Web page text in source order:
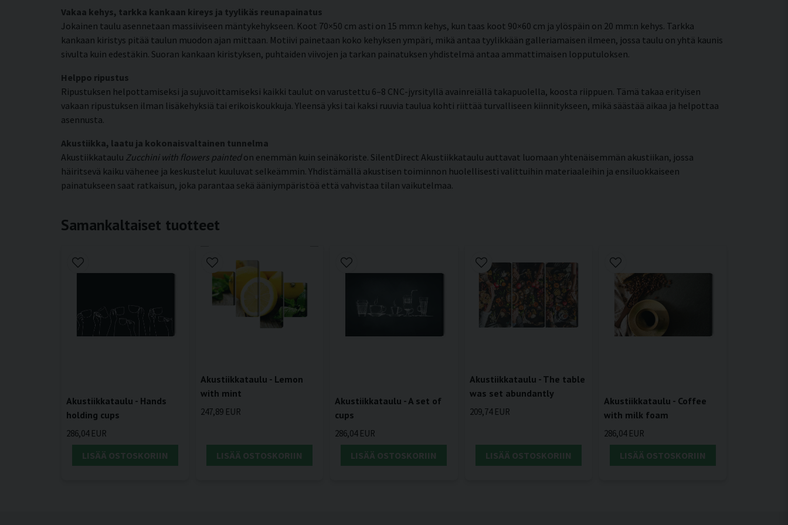
Vakaa kehys, tarkka kankaan kireys ja tyylikäs reunapainatus
Jokainen taulu asennetaan massiiviseen mäntykehykseen. Koot 70×50 cm asti on 15 mm:n kehys, kun taas koot 90×60 cm ja ylöspäin on 20 mm:n kehys. Tarkka
kankaan kiristys pitää taulun muodon ajan mittaan. Motiivi painetaan koko kehyksen ympäri, mikä antaa tyylikkään galleriamaisen ilmeen, jossa taulu on yhtä kaunis
sivulta kuin edestäkin. Suoran kankaan kiristyksen, puhtaiden viivojen ja tarkan painatuksen yhdistelmä antaa ammattimaisen lopputuloksen.
Helppo ripustus
Ripustuksen helpottamiseksi ja sujuvoittamiseksi kaikki taulut on varustettu 6–8 CNC-jyrsityllä avainreiällä takapuolella, koosta riippuen. Tämä takaa erityisen
vakaan ripustuksen ilman lisäkehyksiä tai erikoiskoukkuja. Yleensä yksi tai kaksi ruuvia taulua kohti riittää turvalliseen kiinnitykseen, mikä säästää aikaa ja helpottaa
asennusta.
Akustiikka, laatu ja kokonaisvaltainen tunnelma
Akustiikkataulu Zucchini with flowers paintedon enemmän kuin seinäkoriste. SilentDirect Akustiikkataulu auttavat luomaan yhtenäisemmän akustiikan, jossa
häiritsevä kaiku vähenee ja keskustelut kuuluvat selkeämmin. Yhdistämällä akustisen toiminnon huolellisesti valittuihin materiaaleihin ja ensiluokkaiseen
painatukseen saat ratkaisun, joka parantaa sekä ääniympäristöä että vahvistaa tilan vaikutelmaa.
Samankaltaiset tuotteet
Akustiikkataulu - Hands
holding cups
286,04 EUR
LISÄÄ OSTOSKORIIN
Akustiikkataulu - Lemon
with mint
247,89 EUR
LISÄÄ OSTOSKORIIN
Akustiikkataulu - A set of
cups
286,04 EUR
LISÄÄ OSTOSKORIIN
Akustiikkataulu - The table
was set abundantly
209,74 EUR
LISÄÄ OSTOSKORIIN
Akustiikkataulu - Coffee
with milk foam
286,04 EUR
LISÄÄ OSTOSKORIIN